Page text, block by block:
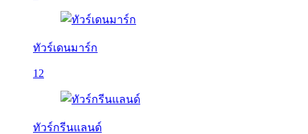
ทัวร์เดนมาร์ก
12
ทัวร์กรีนแลนด์